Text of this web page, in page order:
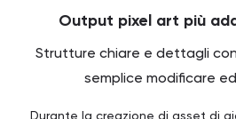
Output pixel art più
Strutture chiare e dettagli
semplice modificare
Durante la creazione di asset di